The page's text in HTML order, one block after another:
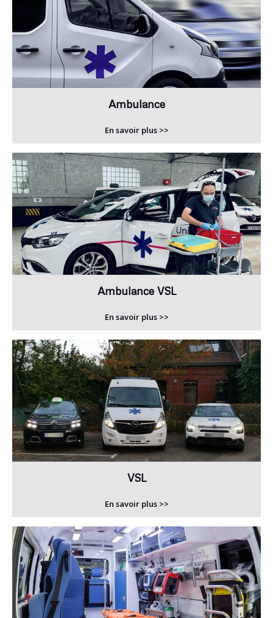
Ambulance
En savoir plus >>
Ambulance VSL
En savoir plus >>
VSL
En savoir plus >>